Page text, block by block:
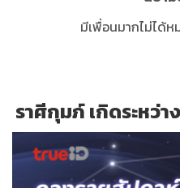
มีเพื่อนมากไม่ได้
ราศีกุมภ์ เกิดระหว่า